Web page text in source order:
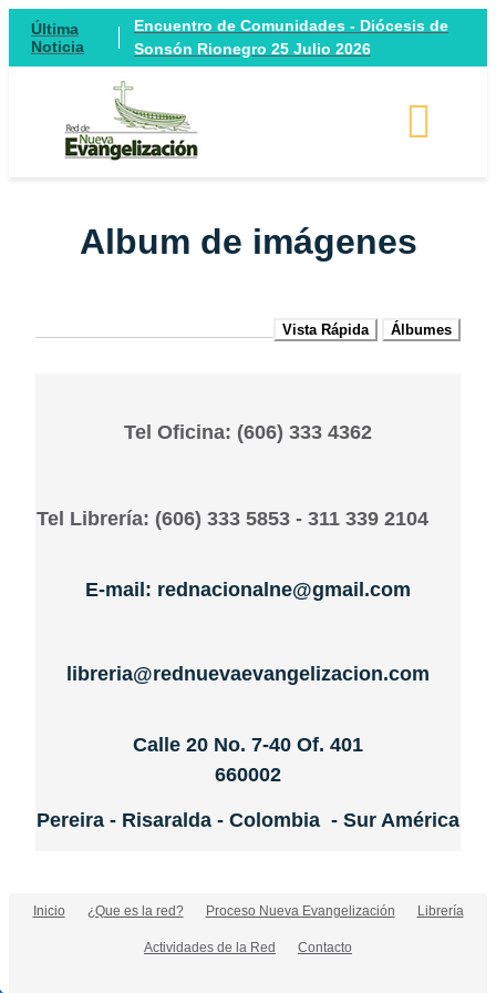
Última
Noticia
Encuentro de Comunidades - Diócesis de
Sonsón Rionegro 25 Julio 2026
Album de imágenes
Vista Rápida Álbumes
Tel Oficina: (606) 333 4362
Tel Librería: (606) 333 5853 - 311 339 2104
E-mail: rednacionalne@gmail.com
libreria@rednuevaevangelizacion.com
Calle 20 No. 7-40 Of. 401
660002
Pereira - Risaralda - Colombia - Sur América
Inicio ¿Que es la red? Proceso Nueva Evangelización Librería
Actividades de la Red Contacto